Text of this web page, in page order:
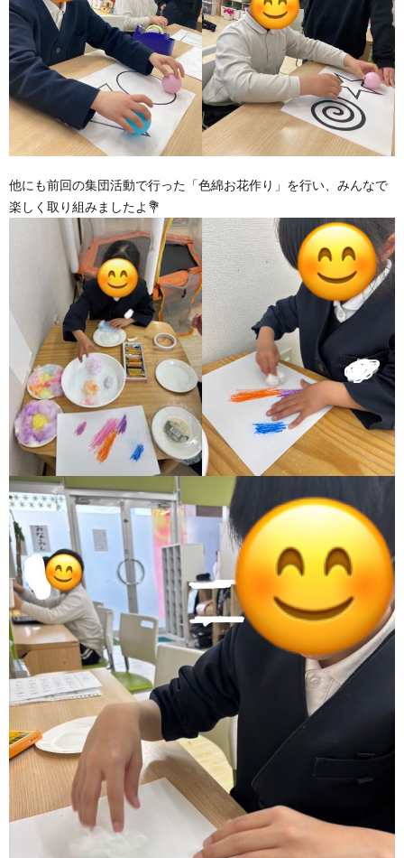
他にも前回の集団活動で行った「色綿お花作り」を行い、みんなで
楽しく取り組みましたよ💐